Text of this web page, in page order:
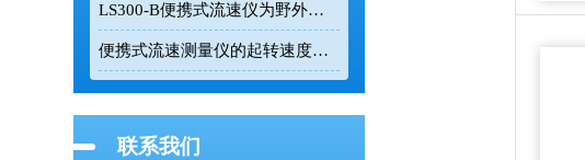
LS300-B便携式流速仪为野外明渠流速流量测量提供可靠数据支持
便携式流速测量仪的起转速度与测量精度技术解析
联系我们